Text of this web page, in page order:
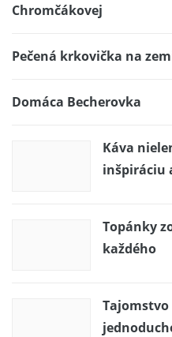
Chromčákovej
Pečená krkovička na
Domáca Becherovka
Káva
inšpiráciu
Topánky
každého
Tajomstvo